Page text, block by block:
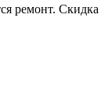
ремонт. Скидка